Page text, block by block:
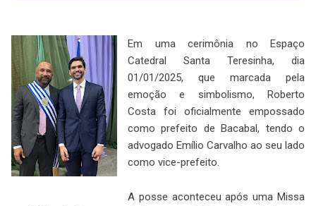
Em uma cerimônia no Espaço
Catedral Santa Teresinha, dia
01/01/2025, que marcada pela
emoção e simbolismo, Roberto
Costa foi oficialmente empossado
como prefeito de Bacabal, tendo o
advogado Emílio Carvalho ao seu lado
como vice-prefeito.
A posse aconteceu após uma Missa